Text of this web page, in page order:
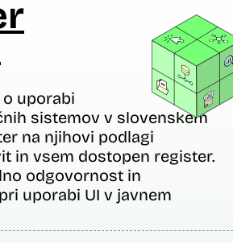
uporabi
sistemov v slovenskem
na njihovi podlagi
in vsem dostopen register.
odgovornost in
uporabi UI v javnem